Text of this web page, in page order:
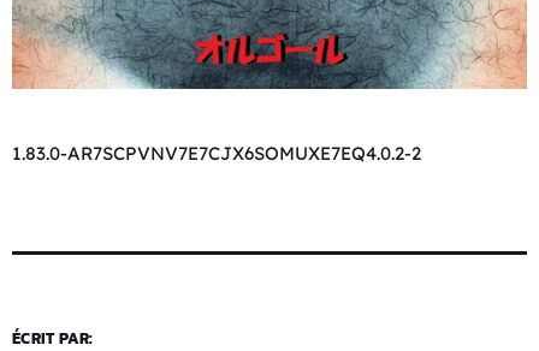
1.83.0-AR7SCPVNV7E7CJX6SOMUXE7EQ4.0.2-2
ÉCRIT PAR: